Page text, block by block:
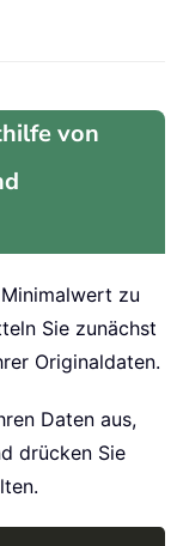
von
zu
Sie zunächst
Originaldaten.
Daten aus,
drücken Sie